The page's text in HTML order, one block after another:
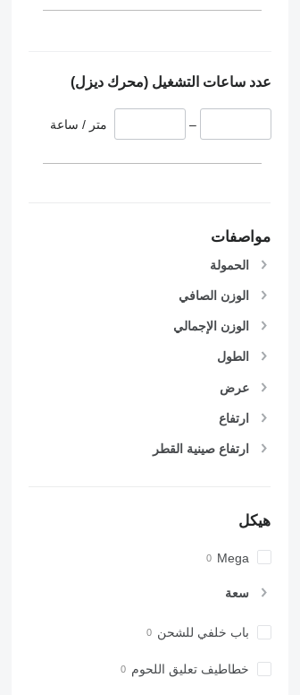
عدد ساعات التشغيل (محرك ديزل)
– متر / ساعة
مواصفات
الحمولة
الوزن الصافي
الوزن الإجمالي
الطول
عرض
ارتفاع
ارتفاع صينية القطر
هيكل
Mega
سعة
باب خلفي للشحن
خطاطيف تعليق اللحوم